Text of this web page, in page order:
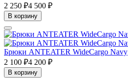
2 250 ₽4 500 ₽
В корзину
Брюки ANTEATER WideCargo Navy
2 100 ₽4 200 ₽
В корзину